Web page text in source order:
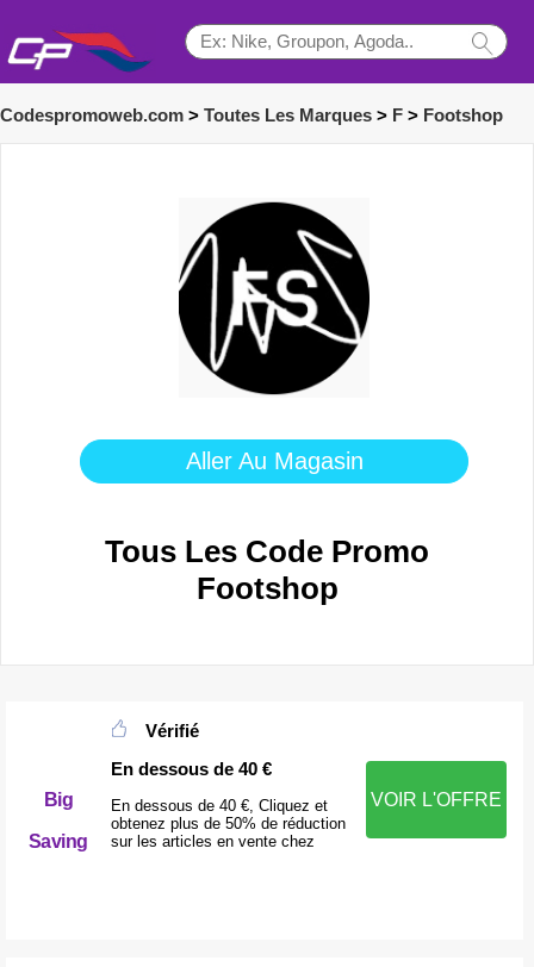
Codespromoweb.com > Toutes Les Marques > F > Footshop
Aller Au Magasin
Tous Les Code Promo
Footshop
Big
Saving
Vérifié
En dessous de 40 €
En dessous de 40 €, Cliquez et
obtenez plus de 50% de réduction
sur les articles en vente chez
VOIR L'OFFRE